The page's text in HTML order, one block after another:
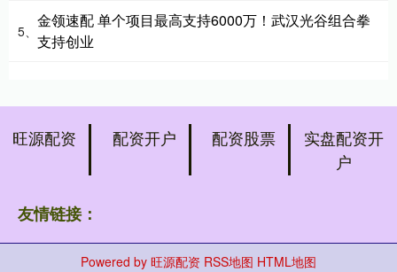
5、
金领速配 单个项目最高支持6000万！武汉光谷组合拳
支持创业
旺源配资 配资开户 配资股票
实盘配资开
户
友情链接：
Powered by 旺源配资 RSS地图 HTML地图